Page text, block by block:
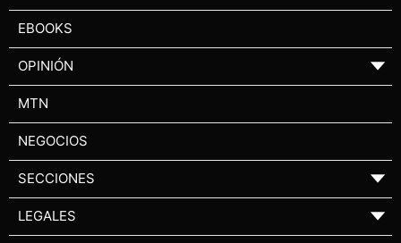
EBOOKS
OPINIÓN ▼
MTN
NEGOCIOS
SECCIONES ▼
LEGALES ▼